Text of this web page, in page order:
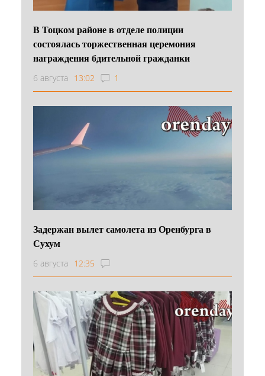
В Тоцком районе в отделе полиции
состоялась торжественная церемония
награждения бдительной гражданки
6 августа 13:02 1
Задержан вылет самолета из Оренбурга в
Сухум
6 августа 12:35